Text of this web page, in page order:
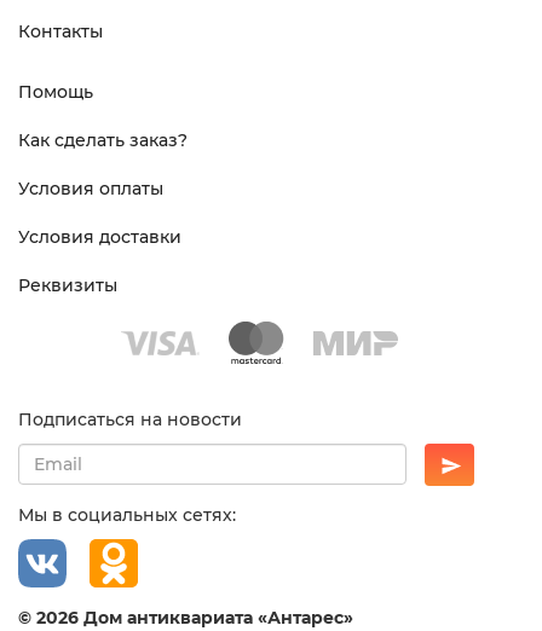
Контакты
Помощь
Как сделать заказ?
Условия оплаты
Условия доставки
Реквизиты
Подписаться на новости
Мы в социальных сетях:
© 2026 Дом антиквариата «Антарес»